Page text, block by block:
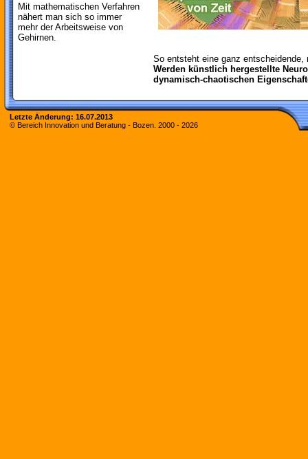
Mit mathematischen Verfahren
nähert man sich so immer
mehr der Arbeitsweise von
Gehirnen.
So entsteht eine ganz entscheidende,
Werden künstlich hergestellte
dynamisch-chaotischen
Letzte Änderung: 16.07.2013
© Bereich Innovation und Beratung - Bozen. 2000 - 2026